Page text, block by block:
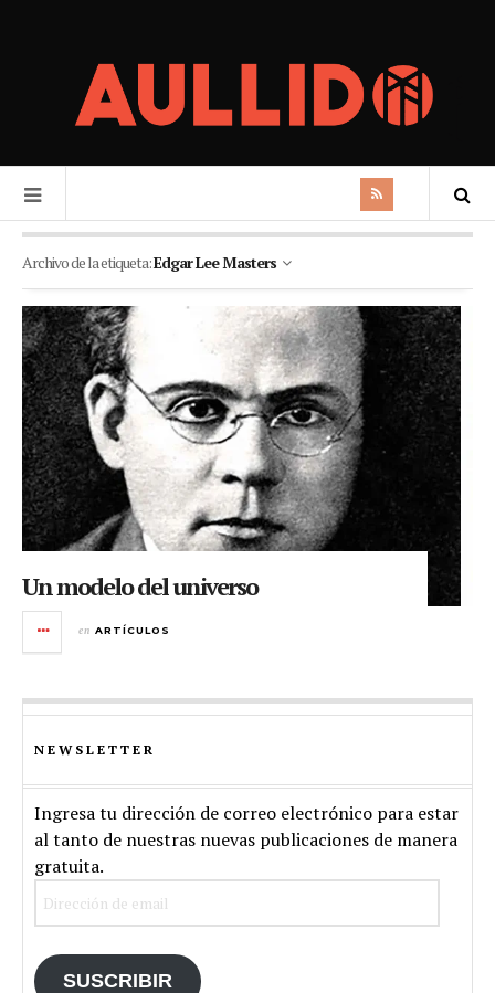
Archivo de la etiqueta:Edgar Lee Masters
Un modelo del universo
en ARTÍCULOS
NEWSLETTER
Ingresa tu dirección de correo electrónico para estar
al tanto de nuestras nuevas publicaciones de manera
gratuita.
SUSCRIBIR